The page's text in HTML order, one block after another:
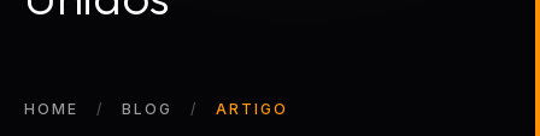
HOME BLOG ARTIGO